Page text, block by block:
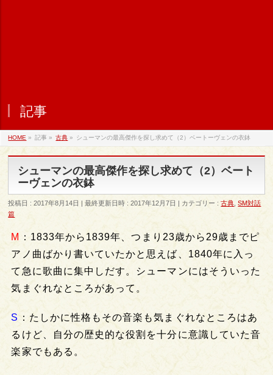
記事
HOME » 記事 » 古典 » シューマンの最高傑作を探し求めて（2）ベートーヴェンの衣鉢
シューマンの最高傑作を探し求めて（2）ベート
ーヴェンの衣鉢
投稿日 : 2017年8月14日 最終更新日時 : 2017年12月7日 カテゴリー :古典 ,SM対話
篇
M
：1833年から1839年、つまり23歳から29歳までピ
アノ曲ばかり書いていたかと思えば、1840年に入っ
て急に歌曲に集中しだす。シューマンにはそういった
気まぐれなところがあって。
S ：たしかに性格もその音楽も気まぐれなところはあ
るけど、自分の歴史的な役割を十分に意識していた音
楽家でもある。